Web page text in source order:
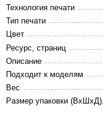
Технология печати
Тип печати
Цвет
Ресурс, страниц
Описание
Подходит к моделям
Вес
Размер упаковки